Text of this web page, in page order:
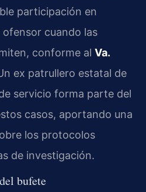
participación en
cuando las
conforme al Va.
ex patrullero estatal de
servicio forma parte del
casos, aportando una
los protocolos
de investigación.
bufete